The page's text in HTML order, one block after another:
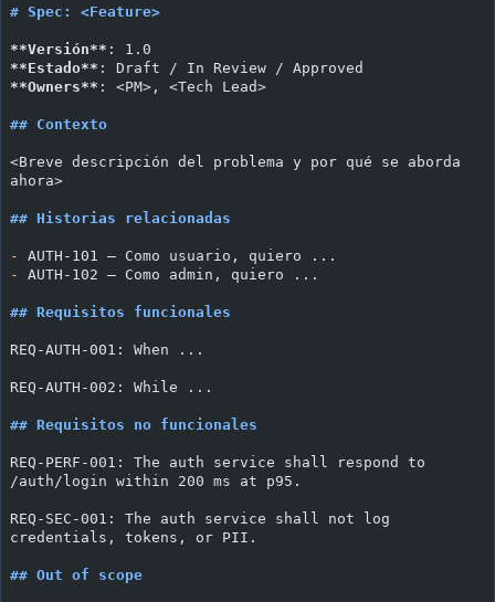
# Spec: <Feature>
**Versión** : 1.0
**Estado** : Draft / In Review / Approved
**Owners** : <PM>, <Tech Lead>
## Contexto
<Breve descripción del problema y por qué se aborda
ahora>
## Historias relacionadas
-
AUTH-101 — Como usuario, quiero ...
-
AUTH-102 — Como admin, quiero ...
## Requisitos funcionales
REQ-AUTH-001: When ...
REQ-AUTH-002: While ...
## Requisitos no funcionales
REQ-PERF-001: The auth service shall respond to
/auth/login within 200 ms at p95.
REQ-SEC-001: The auth service shall not log
credentials, tokens, or PII.
## Out of scope